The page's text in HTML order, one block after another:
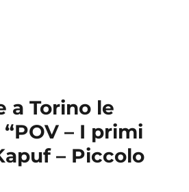
a Torino le
– I primi
– Piccolo